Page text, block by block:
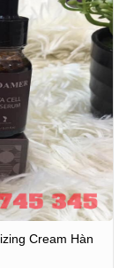
Cream Hàn